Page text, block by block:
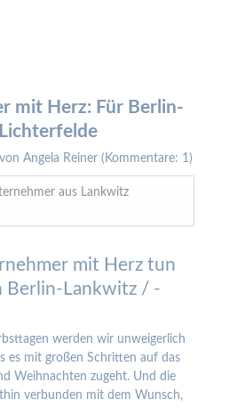
mit Herz: Für Berlin-
Angela Reiner (Kommentare: 1)
mit Herz tun
Berlin-Lankwitz / -
werden wir unweigerlich
es mit großen Schritten auf das
Weihnachten zugeht. Und die
verbunden mit dem Wunsch,